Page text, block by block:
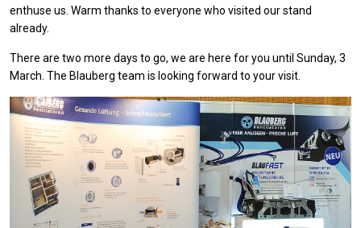
enthuse us. Warm thanks to everyone who visited our stand
already.
There are two more days to go, we are here for you until Sunday, 3
March. The Blauberg team is looking forward to your visit.